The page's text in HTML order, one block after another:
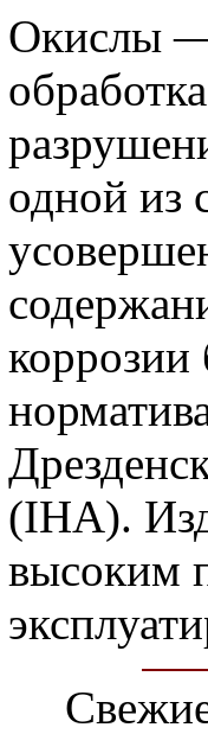
Окислы —
одной из
(IHA).
высоким